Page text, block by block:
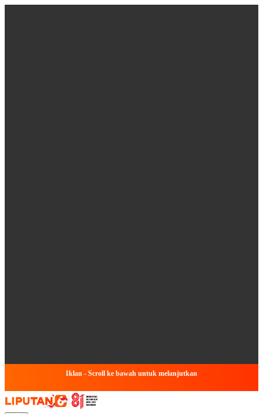
Iklan - Scroll ke bawah untuk melanjutkan